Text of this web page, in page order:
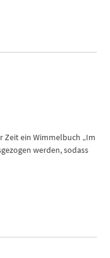
Zeit ein Wimmelbuch „Im
werden, sodass